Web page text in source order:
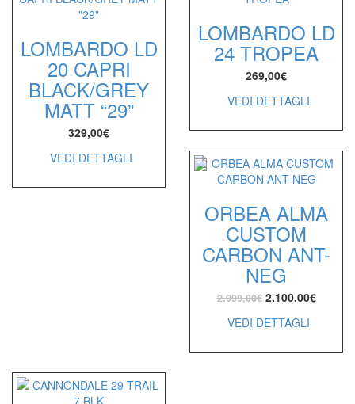
LOMBARDO LD
20 CAPRI
BLACK/GREY
MATT “29”
329,00€
VEDI DETTAGLI
LOMBARDO LD
24 TROPEA
269,00€
VEDI DETTAGLI
ORBEA ALMA
CUSTOM
CARBON ANT-
NEG
2.999,00€ 2.100,00€
VEDI DETTAGLI